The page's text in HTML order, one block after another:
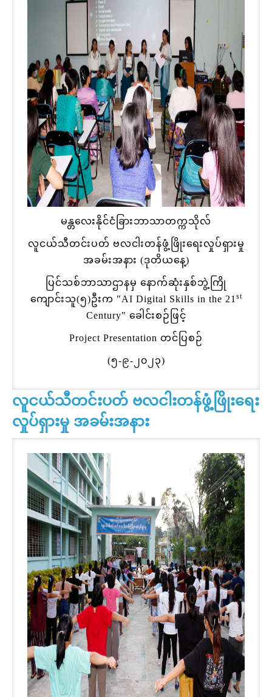
မန္တလေးနိုင်ငံခြားဘာသာတက္ကသိုလ်
လူငယ်သီတင်းပတ် ဗလငါးတန်ဖွံ့ဖြိုးရေးလှုပ်ရှားမှု
အခမ်းအနား (ဒုတိယနေ့)
ပြင်သစ်ဘာသာဌာနမှ နောက်ဆုံးနှစ်ဘွဲ့ကြို
ကျောင်းသူ(၅)ဦးက "AI Digital Skills in the 21 st
Century" ခေါင်းစဉ်ဖြင့်
Project Presentation တင်ပြစဉ်
(၅-၉-၂၀၂၃)
လူငယ်သီတင်းပတ် ဗလငါးတန်ဖွံ့ဖြိုးရေး
လှုပ်ရှားမှု အခမ်းအနား